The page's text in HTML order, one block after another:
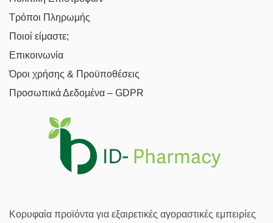
Τρόποι Πληρωμής
Ποιοί είμαστε;
Επικοινωνία
Όροι χρήσης & Προϋποθέσεις
Προσωπικά Δεδομένα – GDPR
Κορυφαία προϊόντα για εξαιρετικές αγοραστικές εμπειρίες